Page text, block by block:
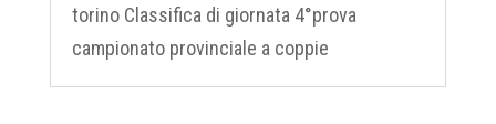
torino Classifica di giornata 4°prova
campionato provinciale a coppie